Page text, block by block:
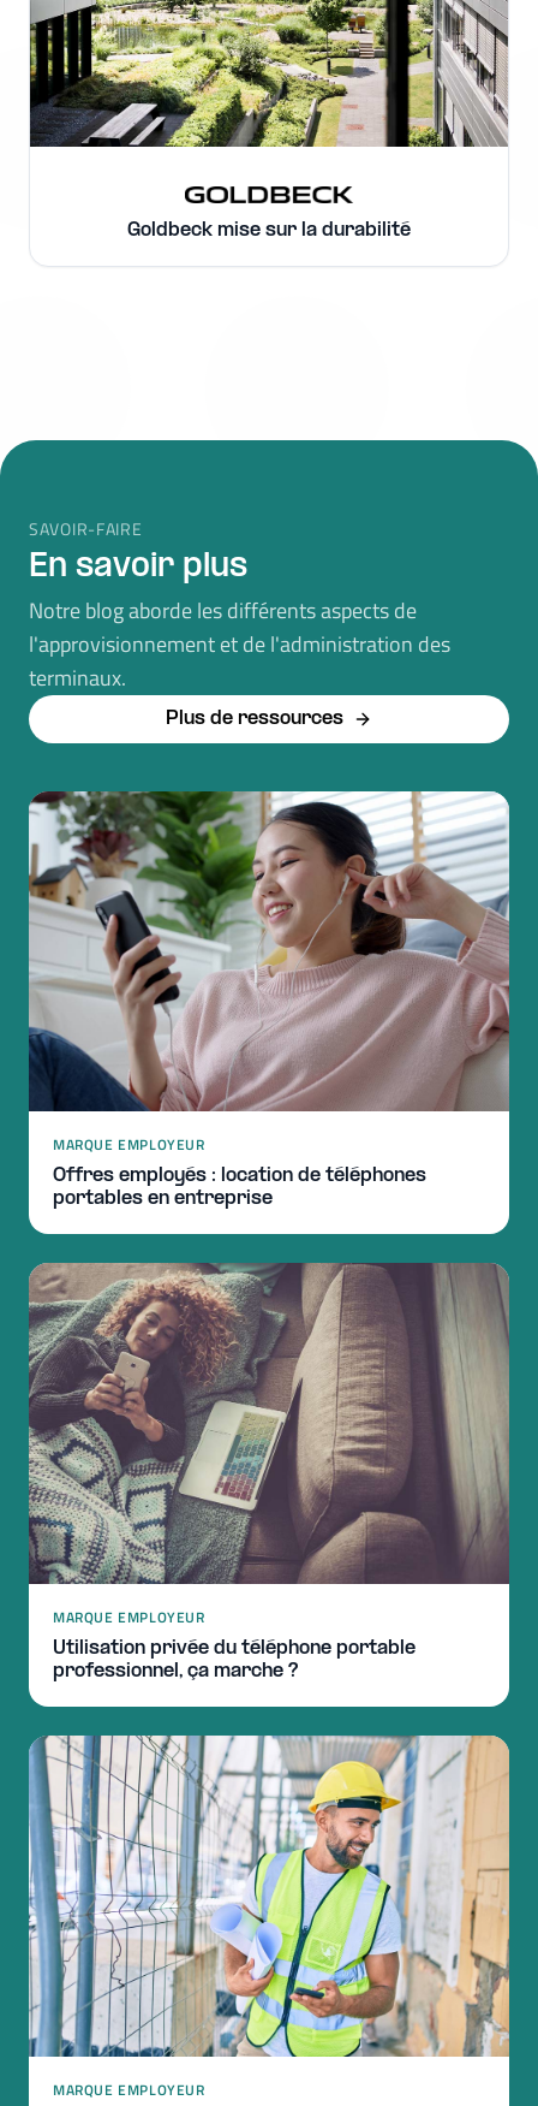
Goldbeck mise sur la durabilité
SAVOIR-FAIRE
En savoir plus
Notre blog aborde les différents aspects de
l'approvisionnement et de l'administration des
terminaux.
Plus de ressources
MARQUE EMPLOYEUR
Offres employés : location de téléphones
portables en entreprise
MARQUE EMPLOYEUR
Utilisation privée du téléphone portable
professionnel, ça marche ?
MARQUE EMPLOYEUR